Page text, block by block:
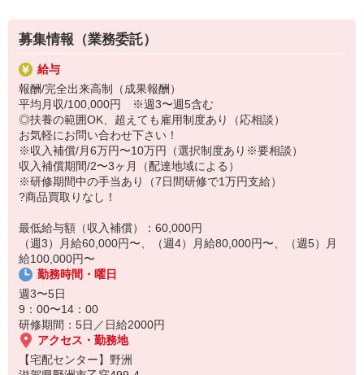
●職場が近く、仕事と家事の両立もOK！
宅配センターは全国に約2,400か所！
自宅から程よく離れたセンターを選べるので
通いやすい上、ご近所さんに遭遇することも殆どなし！
主婦（夫）の方が働きやすい時間帯のため
家族の送り迎えや夕飯の準備も余裕を持ってできます♪
●いつでも職場見学可能
宅配センターや保育所見学は、随時受付中！
「自分にもできるかな？」と不安な方には
お仕事体験も受付可能です！
す！
〜ヤクルトスタッフの1日〜
2児の母として仕事と家庭の両立をしているHさん。
実際のワークスタイルを、一例としてご紹介いたします！
※時間は地域によって異なります。
8:10 保育所にお子さまをお預け
8:20 宅配センターに到着、お届けの準備
8:30 朝礼が終わったら出発
13:00 お届け修了、翌日準備、集計作業
14:30お仕事修了
保育所にお子さまを迎えに行って帰宅
☆ココがPoint☆
・職場の近くに保育所（保育園、幼稚園、託児所）があるから、送
り迎えの時間の心配がいりません！
・保育料補助制度があります！
・家事・夕食の支度なども余裕をもってできます！
募集情報（業務委託）
給与
報酬/完全出来高制（成果報酬）
平均月収/100,000円 ※週3〜週5含む
◎扶養の範囲OK、超えても雇用制度あり（応相談）
お気軽にお問い合わせ下さい！
※収入補償/月6万円〜10万円（選択制度あり※要相談）
収入補償期間/2〜3ヶ月（配達地域による）
※研修期間中の手当あり（7日間研修で1万円支給）
?商品買取りなし！
最低給与額（収入補償）：60,000円
（週3）月給60,000円〜、（週4）月給80,000円〜、（週5）月
給100,000円〜
勤務時間・曜日
週3〜5日
9：00〜14：00
研修期間：5日／日給2000円
アクセス・勤務地
【宅配センター】野洲